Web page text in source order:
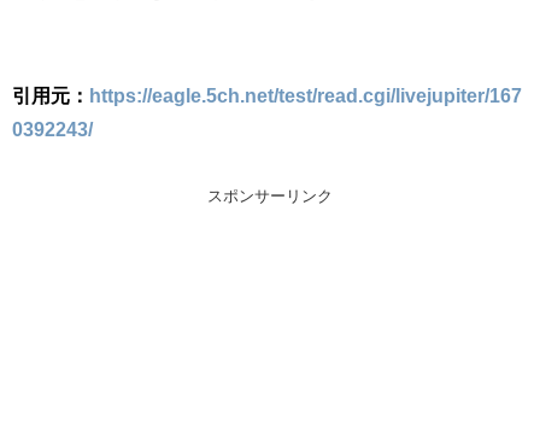
引用元： https://eagle.5ch.net/test/read.cgi/livejupiter/167
0392243/
スポンサーリンク